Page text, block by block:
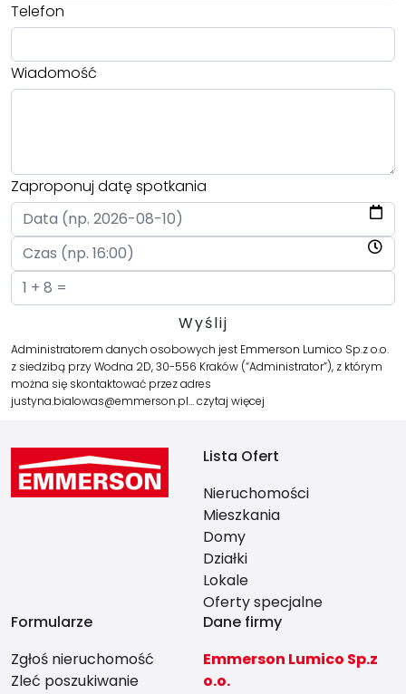
Telefon
Wiadomość
Zaproponuj datę spotkania
Administratorem danych osobowych jest Emmerson Lumico Sp.z o.o.
z siedzibą przy Wodna 2D, 30-556 Kraków (“Administrator”), z którym
można się skontaktować przez adres
justyna.bialowas@emmerson.pl…czytaj więcej
Lista Ofert
Nieruchomości
Mieszkania
Domy
Działki
Lokale
Oferty specjalne
Formularze
Zgłoś nieruchomość
Zleć poszukiwanie
Dane firmy
Emmerson Lumico Sp.z
o.o.